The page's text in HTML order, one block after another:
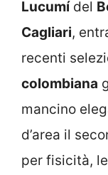
Lucumídel
Cagliari,
recenti
colombiana
mancino
d’area il
per fisicità,